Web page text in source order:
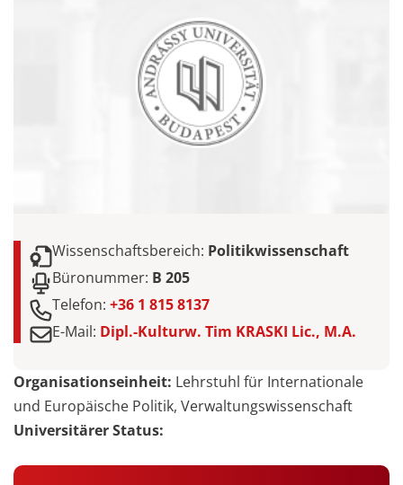
Wissenschaftsbereich: Politikwissenschaft
Büronummer: B 205
Telefon: +36 1 815 8137
E-Mail: Dipl.-Kulturw. Tim KRASKI Lic., M.A.
Organisationseinheit: Lehrstuhl für Internationale
und Europäische Politik, Verwaltungswissenschaft
Universitärer Status: